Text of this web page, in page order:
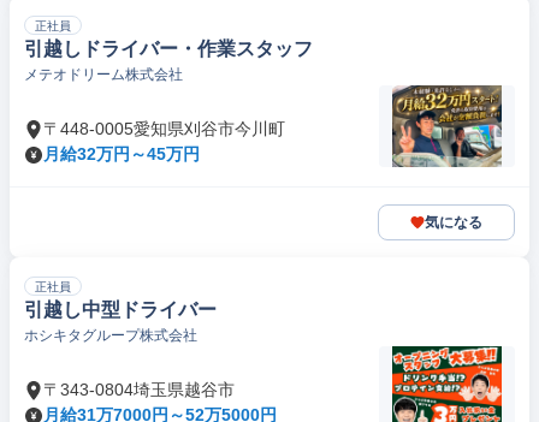
正社員
引越しドライバー・作業スタッフ
メテオドリーム株式会社
〒448-0005愛知県刈谷市今川町
月給32万円～45万円
気になる
正社員
引越し中型ドライバー
ホシキタグループ株式会社
〒343-0804埼玉県越谷市
月給31万7000円～52万5000円